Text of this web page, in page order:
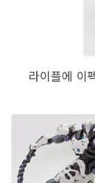
라이플에 이